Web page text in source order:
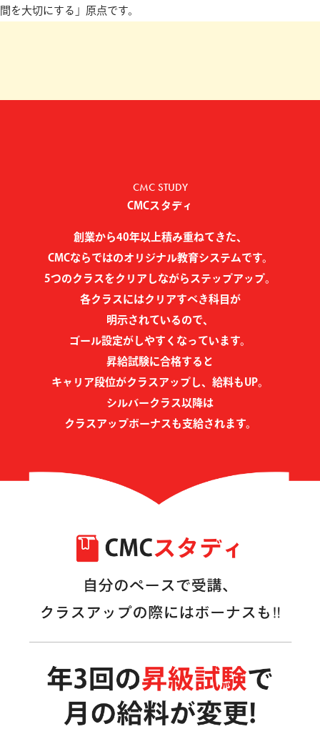
間を大切にする」原点です。
CMC STUDY
CMCスタディ
創業から40年以上積み重ねてきた、
CMCならではのオリジナル教育システムです。
5つのクラスをクリアしながらステップアップ。
各クラスにはクリアすべき科目が
明示されているので、
ゴール設定がしやすくなっています。
昇給試験に合格すると
キャリア段位がクラスアップし、給料もUP。
シルバークラス以降は
クラスアップボーナスも支給されます。